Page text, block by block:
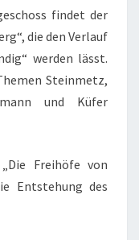
findet der
die den Verlauf
werden lässt.
Steinmetz,
und Küfer
Freihöfe von
Entstehung des